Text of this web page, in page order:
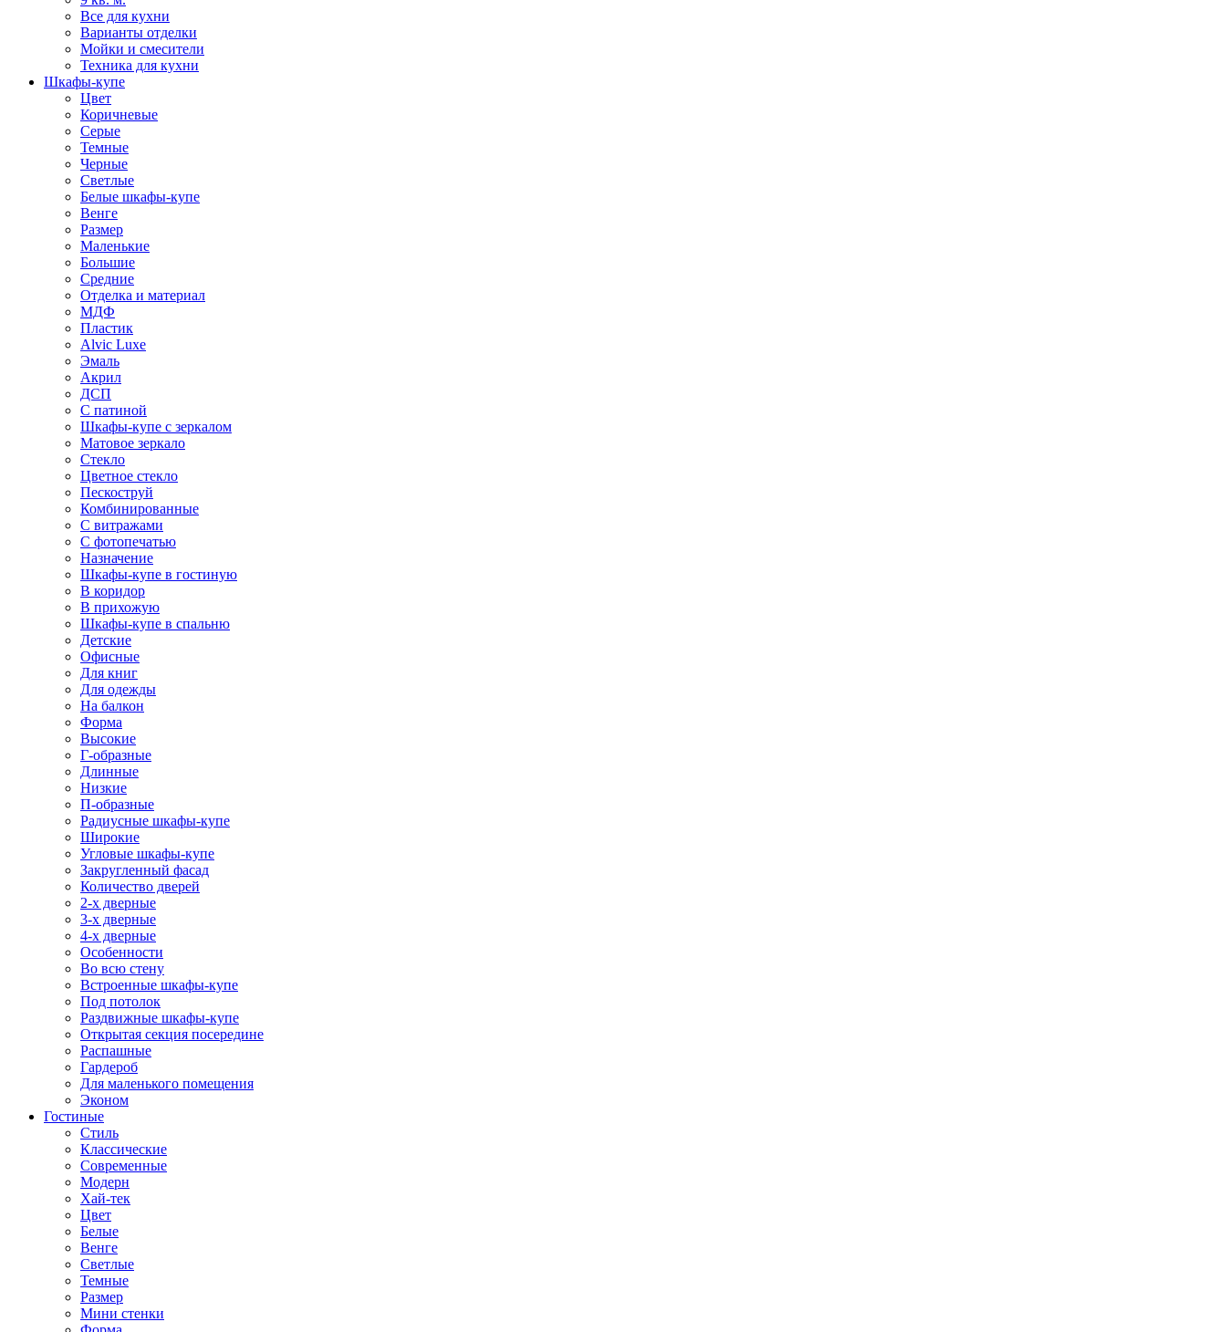
Все для кухни
Варианты отделки
Мойки и смесители
Техника для кухни
Шкафы-купе
Цвет
Коричневые
Серые
Темные
Черные
Светлые
Белые шкафы-купе
Венге
Размер
Маленькие
Большие
Средние
Отделка и материал
МДФ
Пластик
Alvic Luxe
Эмаль
Акрил
ДСП
С патиной
Шкафы-купе с зеркалом
Матовое зеркало
Стекло
Цветное стекло
Пескоструй
Комбинированные
С витражами
С фотопечатью
Назначение
Шкафы-купе в гостиную
В коридор
В прихожую
Шкафы-купе в спальню
Детские
Офисные
Для книг
Для одежды
На балкон
Форма
Высокие
Г-образные
Длинные
Низкие
П-образные
Радиусные шкафы-купе
Широкие
Угловые шкафы-купе
Закругленный фасад
Количество дверей
2-х дверные
3-х дверные
4-х дверные
Особенности
Во всю стену
Встроенные шкафы-купе
Под потолок
Раздвижные шкафы-купе
Открытая секция посередине
Распашные
Гардероб
Для маленького помещения
Эконом
Гостиные
Стиль
Классические
Современные
Модерн
Хай-тек
Цвет
Белые
Венге
Светлые
Темные
Размер
Мини стенки